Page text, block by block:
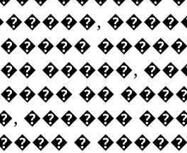
�����,
��
������
�